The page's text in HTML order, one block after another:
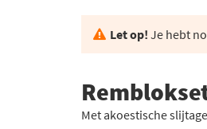
Let op! Je hebt
Met akoestische